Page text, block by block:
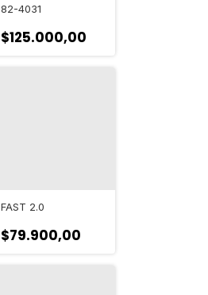
82-4031
$125.000,00
FAST 2.0
$79.900,00